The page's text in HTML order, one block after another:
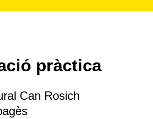
pràctica
Can Rosich